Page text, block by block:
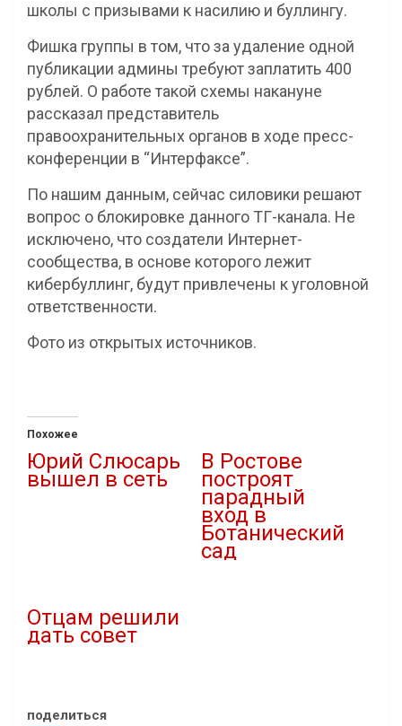
школы с призывами к насилию и буллингу.
Фишка группы в том, что за удаление одной
публикации админы требуют заплатить 400
рублей. О работе такой схемы накануне
рассказал представитель
правоохранительных органов в ходе пресс-
конференции в “Интерфаксе”.
По нашим данным, сейчас силовики решают
вопрос о блокировке данного ТГ-канала. Не
исключено, что создатели Интернет-
сообщества, в основе которого лежит
кибербуллинг, будут привлечены к уголовной
ответственности.
Фото из открытых источников.
Похожее
Юрий Слюсарь
вышел в сеть
В Ростове
построят
парадный
вход в
Ботанический
сад
Отцам решили
дать совет
поделиться